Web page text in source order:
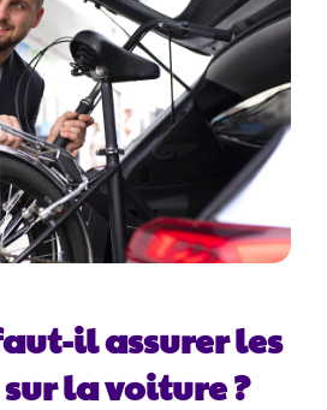
il assurer les
la voiture ?